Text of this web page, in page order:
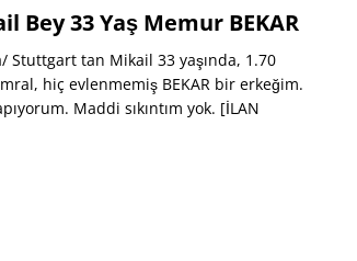
Bey 33 Yaş Memur BEKAR
Stuttgart tan Mikail 33 yaşında, 1.70
hiç evlenmemiş BEKAR bir erkeğim.
Maddi sıkıntım yok. [İLAN